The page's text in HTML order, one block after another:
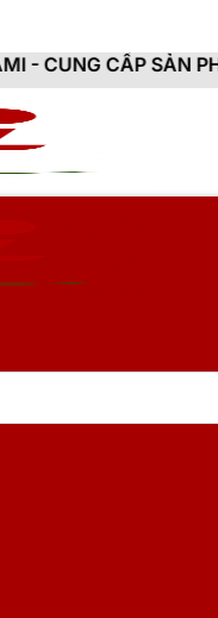
PHẨM CHÍNH